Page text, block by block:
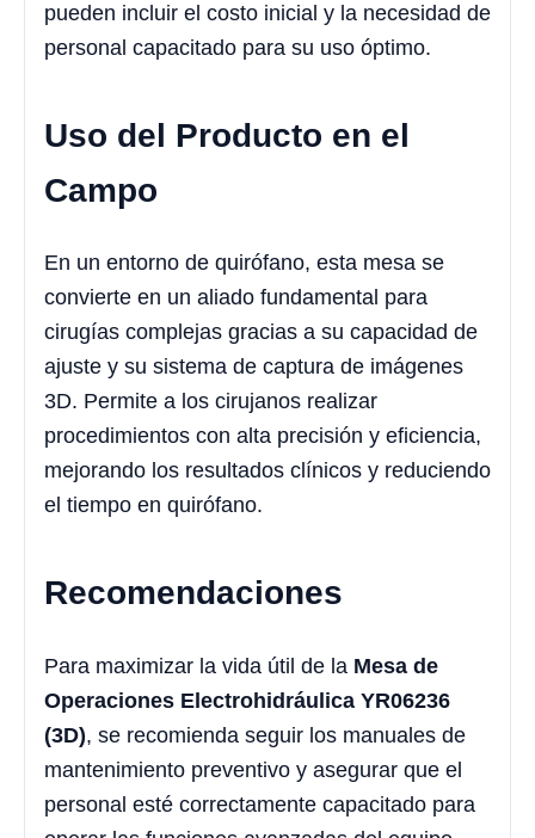
pueden incluir el costo inicial y la necesidad de
personal capacitado para su uso óptimo.
Uso del Producto en el
Campo
En un entorno de quirófano, esta mesa se
convierte en un aliado fundamental para
cirugías complejas gracias a su capacidad de
ajuste y su sistema de captura de imágenes
3D. Permite a los cirujanos realizar
procedimientos con alta precisión y eficiencia,
mejorando los resultados clínicos y reduciendo
el tiempo en quirófano.
Recomendaciones
Para maximizar la vida útil de la Mesa de
Operaciones Electrohidráulica YR06236
(3D), se recomienda seguir los manuales de
mantenimiento preventivo y asegurar que el
personal esté correctamente capacitado para